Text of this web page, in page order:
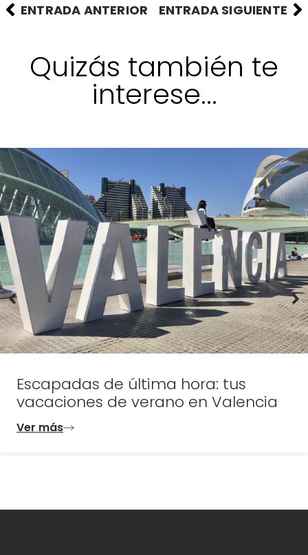
ENTRADA ANTERIOR
ENTRADA SIGUIENTE
Quizás también te
interese...
Escapadas de última hora: tus
vacaciones de verano en Valencia
Ver más